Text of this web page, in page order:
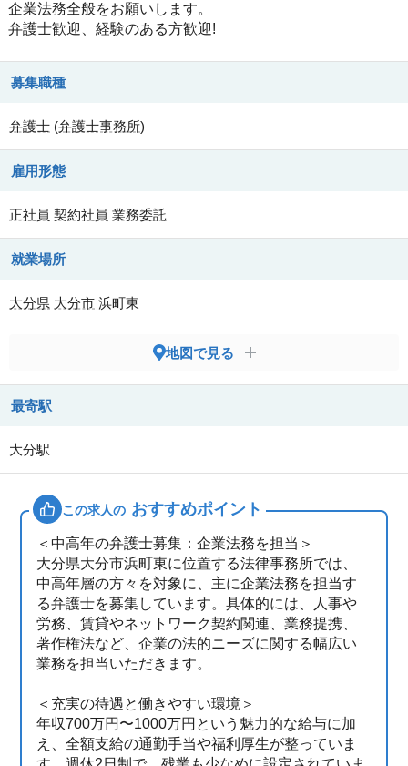
企業法務全般をお願いします。
弁護士歓迎、経験のある方歓迎!
募集職種
弁護士 (弁護士事務所)
雇用形態
正社員 契約社員 業務委託
就業場所
大分県 大分市 浜町東
地図で見る
最寄駅
大分駅
この求人の おすすめポイント
＜中高年の弁護士募集：企業法務を担当＞
大分県大分市浜町東に位置する法律事務所では、
中高年層の方々を対象に、主に企業法務を担当す
る弁護士を募集しています。具体的には、人事や
労務、賃貸やネットワーク契約関連、業務提携、
著作権法など、企業の法的ニーズに関する幅広い
業務を担当いただきます。
＜充実の待遇と働きやすい環境＞
年収700万円〜1000万円という魅力的な給与に加
え、全額支給の通勤手当や福利厚生が整っていま